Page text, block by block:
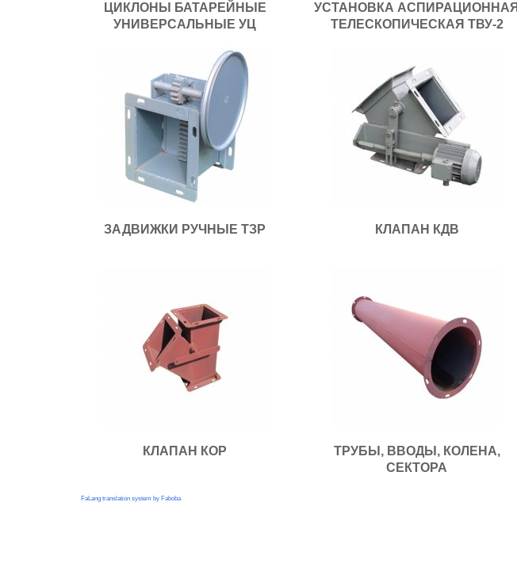
ЦИКЛОНЫ БАТАРЕЙНЫЕ
УНИВЕРСАЛЬНЫЕ УЦ
УСТАНОВКА АСПИРАЦИОННАЯ
ТЕЛЕСКОПИЧЕСКАЯ ТВУ-2
ЗАДВИЖКИ РУЧНЫЕ ТЗР КЛАПАН КДВ
КЛАПАН КОР
ТРУБЫ, ВВОДЫ, КОЛЕНА,
СЕКТОРА
FaLang translation system by Faboba